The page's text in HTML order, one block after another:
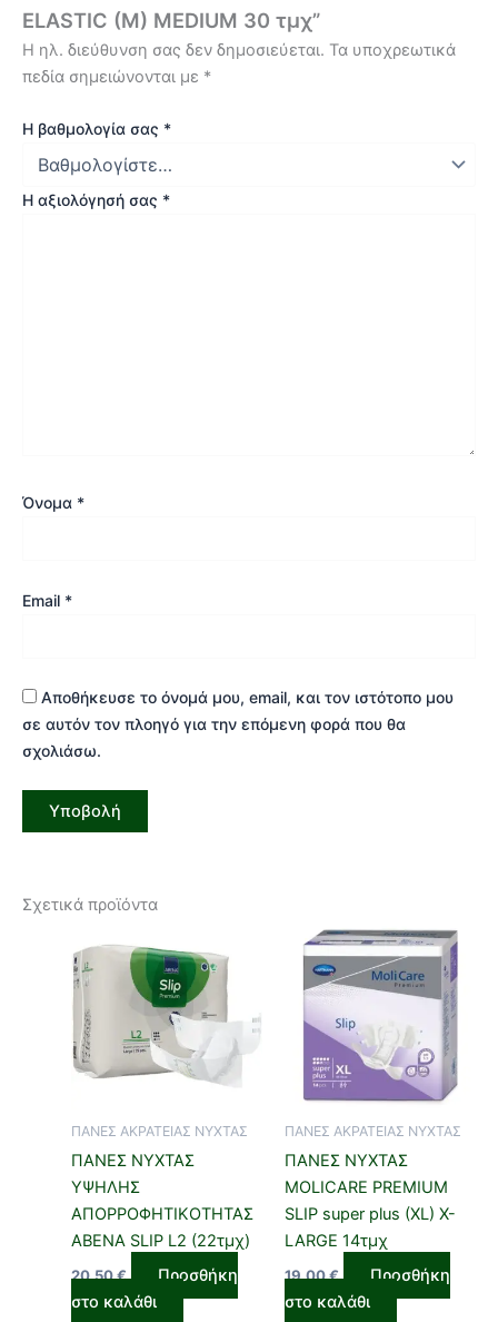
ELASTIC (M) MEDIUM 30 τμχ”
Η ηλ. διεύθυνση σας δεν δημοσιεύεται. Τα υποχρεωτικά
πεδία σημειώνονται με *
Η βαθμολογία σας *
Η αξιολόγησή σας *
Όνομα *
Email *
Αποθήκευσε το όνομά μου, email, και τον ιστότοπο μου
σε αυτόν τον πλοηγό για την επόμενη φορά που θα
σχολιάσω.
Σχετικά προϊόντα
ΠΑΝΕΣ ΑΚΡΑΤΕΙΑΣ ΝΥΧΤΑΣ
ΠΑΝΕΣ ΝΥΧΤΑΣ
ΥΨΗΛΗΣ
ΑΠΟΡΡΟΦΗΤΙΚΟΤΗΤΑΣ
ABENA SLIP L2 (22τμχ)
20,50€
Προσθήκη
στο καλάθι
ΠΑΝΕΣ ΑΚΡΑΤΕΙΑΣ ΝΥΧΤΑΣ
ΠΑΝΕΣ ΝΥΧΤΑΣ
MOLICARE PREMIUM
SLIP super plus (XL) X-
LARGE 14τμχ
19,00€
Προσθήκη
στο καλάθι